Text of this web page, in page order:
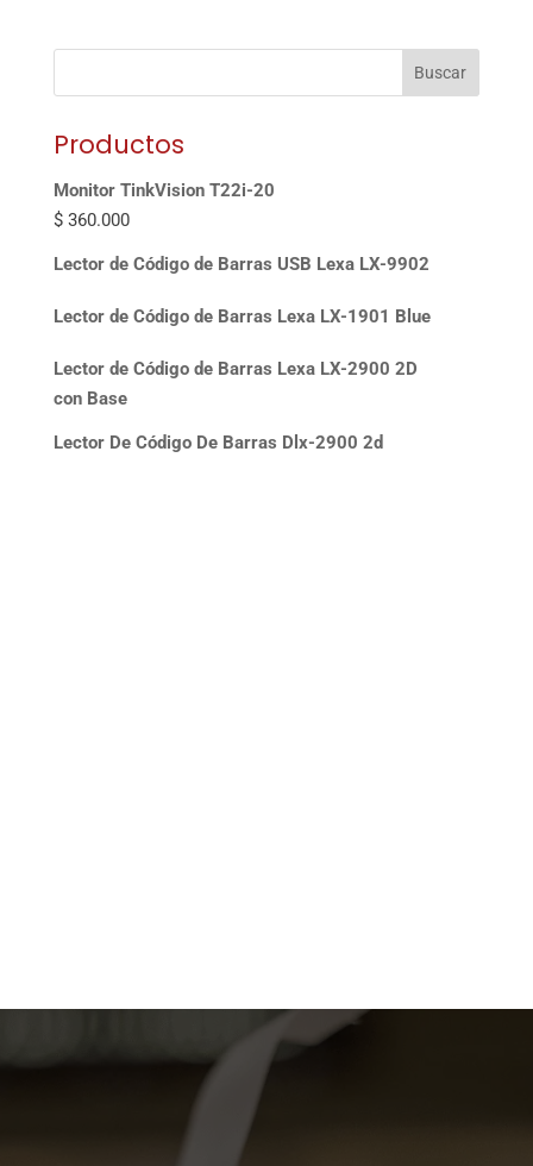
Buscar
Productos
Monitor TinkVision T22i-20
$360.000
Lector de Código de Barras USB Lexa LX-9902
Lector de Código de Barras Lexa LX-1901 Blue
Lector de Código de Barras Lexa LX-2900 2D
con Base
Lector De Código De Barras Dlx-2900 2d